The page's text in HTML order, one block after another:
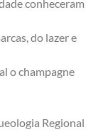
conheceram
do lazer e
o champagne
Regional